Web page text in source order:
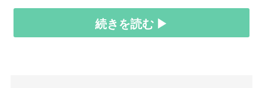
続きを読む ▶